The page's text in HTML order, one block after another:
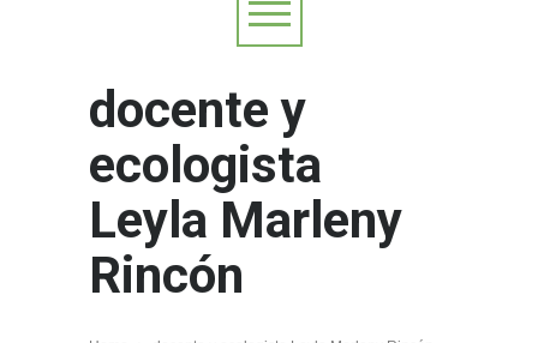
docente y
ecologista
Leyla Marleny
Rincón